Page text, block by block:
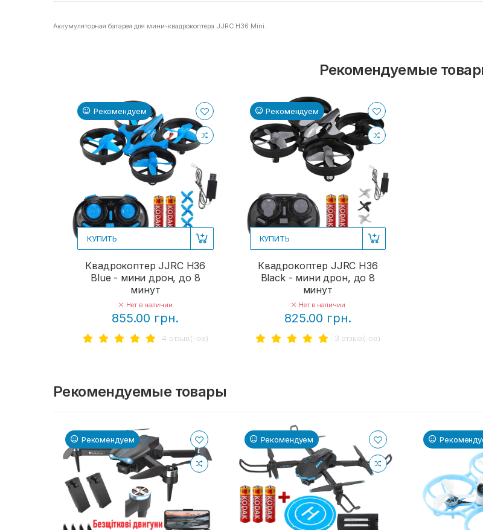
Аккумуляторная батарея для мини-квадрокоптера JJRC H36 Mini.
Рекомендуемые
Рекомендуем
КУПИТЬ
Квадрокоптер JJRC H36
Blue - мини дрон, до 8
минут
Нет в наличии
855.00 грн.
4 отзыв(-ов)
Рекомендуем
КУПИТЬ
Квадрокоптер JJRC H36
Black - мини дрон, до 8
минут
Нет в наличии
825.00 грн.
3 отзыв(-ов)
Рекомендуемые товары
Рекомендуем Рекомендуем